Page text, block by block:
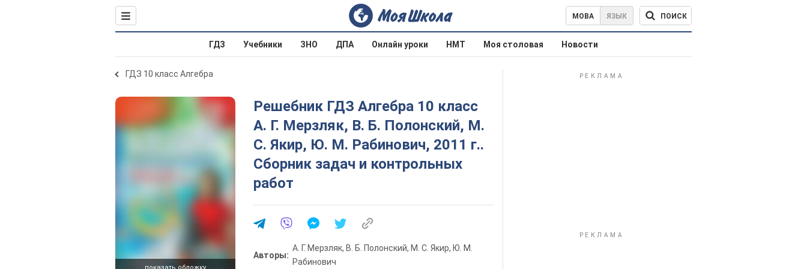
МОВА ЯЗЫК ПОИСК
ГДЗ Учебники ЗНО ДПА Онлайн уроки НМТ Моя столовая Новости
ГДЗ 10 класс Алгебра
Решебник ГДЗ Алгебра 10 класс
А. Г. Мерзляк, В. Б. Полонский, М.
С. Якир, Ю. М. Рабинович, 2011 г..
Сборник задач и контрольных
работ
Авторы:
А. Г. Мерзляк, В. Б. Полонский, М. С. Якир, Ю. М.
Рабинович